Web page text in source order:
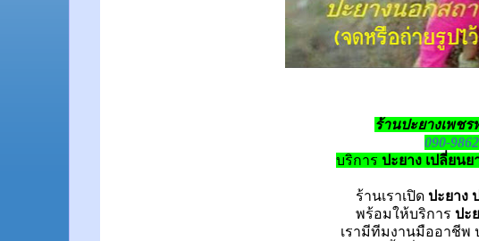
ร้านปะยางเพช
090-
บริการ ปะยาง เปลี่ยนย
ร้านเราเปิด ปะยาง
พร้อมให้บริการ ปะ
เรามีทีมงานมืออาชีพ